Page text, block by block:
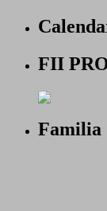
FII
Familia